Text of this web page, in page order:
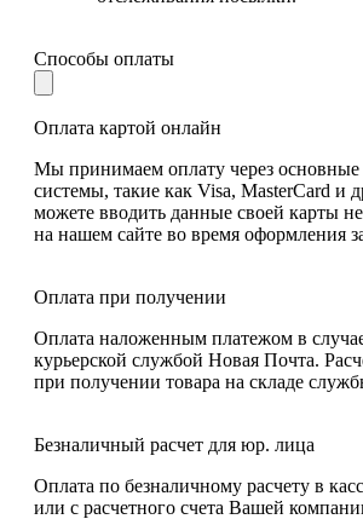
Способы оплаты
Оплата картой онлайн
Мы принимаем оплату через
системы, такие как Visa, MasterCard и
можете вводить данные своей карты
на нашем сайте во время оформления
Оплата при получении
Оплата наложенным платежом в
курьерской службой Новая Почта.
при получении товара на складе
Безналичный расчет для юр. лица
Оплата по безналичному расчету в
или с расчетного счета Вашей